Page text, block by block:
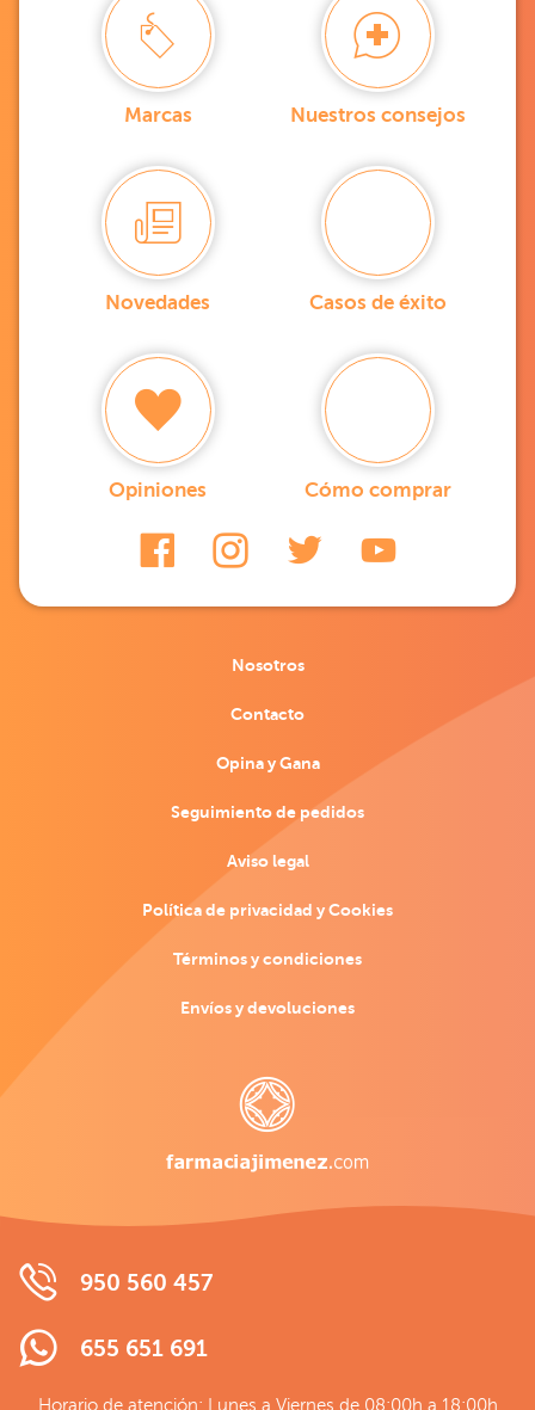
Marcas Nuestros consejos
Novedades Casos de éxito
Opiniones Cómo comprar
Nosotros
Contacto
Opina y Gana
Seguimiento de pedidos
Aviso legal
Política de privacidad y Cookies
Términos y condiciones
Envíos y devoluciones
950 560 457
655 651 691
Horario de atención: Lunes a Viernes de 08:00h a 18:00h